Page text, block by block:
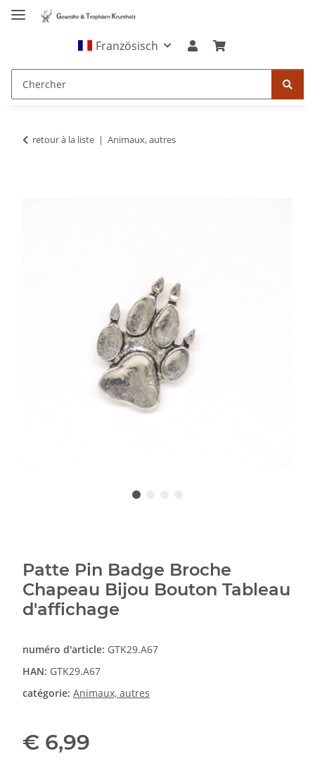
Französisch
retour à la liste Animaux, autres
Patte Pin Badge Broche
Chapeau Bijou Bouton Tableau
d'affichage
numéro d'article: GTK29.A67
HAN: GTK29.A67
catégorie: Animaux, autres
€ 6,99